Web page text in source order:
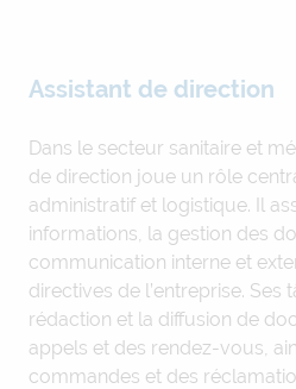
Assistant de direction
Dans le secteur sanitaire et
de direction joue un rôle
administratif et logistique. Il
informations, la gestion des
communication interne et
directives de l’entreprise. Ses
rédaction et la diffusion de
appels et des rendez-vous,
commandes et des